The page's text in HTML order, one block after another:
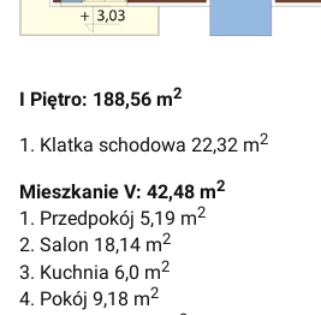
I Piętro: 188,56 m2
1. Klatka schodowa 22,32 m2
Mieszkanie V: 42,48 m2
1. Przedpokój 5,19 m2
2. Salon 18,14 m2
3. Kuchnia 6,0 m2
4. Pokój 9,18 m2